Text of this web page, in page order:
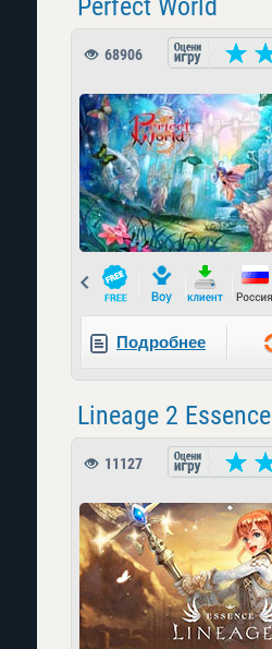
Perfect World
68906
Prev
Подробнее
Lineage 2 Essence
11127